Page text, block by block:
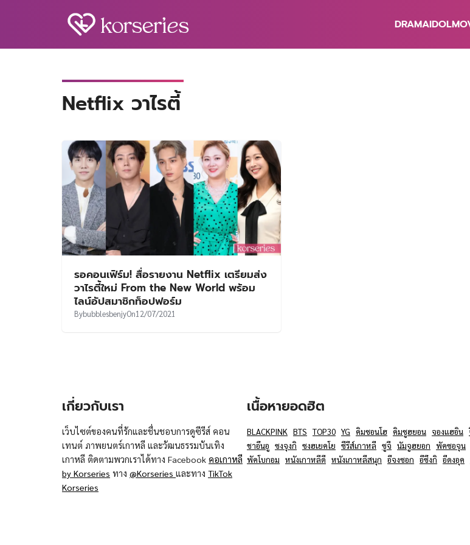
DRAMAIDOL
Netflix วาไรตี้
รอคอนเฟิร์ม! สื่อรายงาน Netflix เตรียมส่ง
วาไรตี้ใหม่ From the New World พร้อม
ไลน์อัปสมาชิกท็อปฟอร์ม
BybubblesbenjyOn12/07/2021
เกี่ยวกับเรา
เว็บไซต์ของคนที่รักและชื่นชอบการดูซีรีส์ คอน
เทนต์ ภาพยนตร์เกาหลี และวัฒนธรรมบันเทิง
เกาหลี ติดตามพวกเราได้ทาง Facebook คอเกาหลี
by Korseries ทาง @Korseries และทาง TikTok
Korseries
เนื้อหายอดฮิต
BLACKPINK BTS TOP30 YG คิมซอนโฮ คิมซูฮยอน จองแฮอิน
ชาอึนอู ซงจุงกิ ซงฮเยคโย ซีรีส์เกาหลี ซูจี นัมจูฮยอก พัคซอจุน
พัคโบกอม หนังเกาหลีดี หนังเกาหลีสนุก อีจงซอก อีซึงกิ อีดงอุค